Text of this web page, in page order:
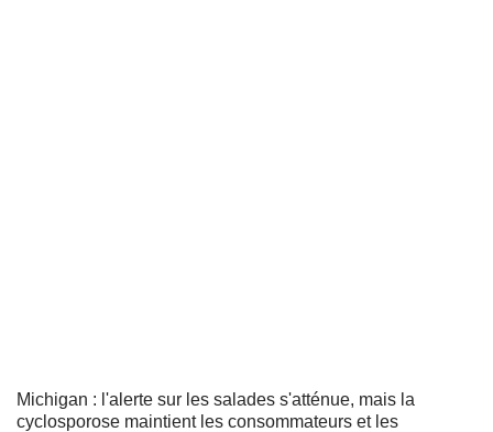
Michigan : l'alerte sur les salades s'atténue, mais la
cyclosporose maintient les consommateurs et les